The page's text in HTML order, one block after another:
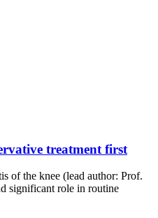
treatment first
of the knee (lead author: Prof.
significant role in routine